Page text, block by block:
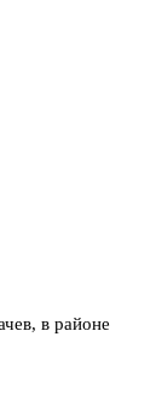
в районе